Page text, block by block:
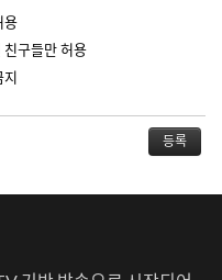
다:
용
친구들만 허용
지